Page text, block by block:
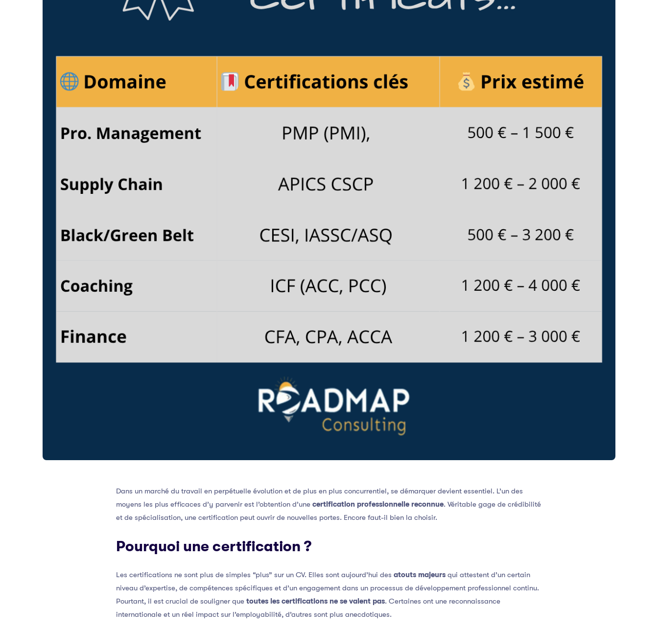
Dans un marché du travail en perpétuelle évolution et de plus en plus concurrentiel, se démarquer devient essentiel. L’un des
moyens les plus efficaces d’y parvenir est l’obtention d’une certification professionnelle reconnue. Véritable gage de crédibilité
et de spécialisation, une certification peut ouvrir de nouvelles portes. Encore faut-il bien la choisir.
Pourquoi une certification ?
Les certifications ne sont plus de simples “plus” sur un CV. Elles sont aujourd’hui des atouts majeurs qui attestent d’un certain
niveau d’expertise, de compétences spécifiques et d’un engagement dans un processus de développement professionnel continu.
Pourtant, il est crucial de souligner que toutes les certifications ne se valent pas. Certaines ont une reconnaissance
internationale et un réel impact sur l’employabilité, d’autres sont plus anecdotiques.